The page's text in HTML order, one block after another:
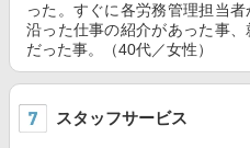
った。すぐに各労務管理担当
沿った仕事の紹介があった事
だった事。（40代／女性）
スタッフサービス